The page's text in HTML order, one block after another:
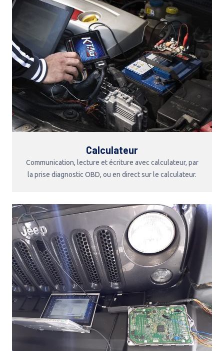
Calculateur
Communication, lecture et écriture avec calculateur, par
la prise diagnostic OBD, ou en direct sur le calculateur.